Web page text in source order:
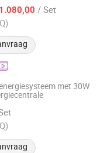
/ Set
met 30W